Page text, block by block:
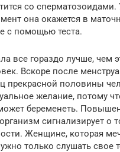
со сперматозоидами.
она окажется в
с помощью теста.
все гораздо лучше, чем
Вскоре после
прекрасной половины
желание, потому
беременеть.
сигнализирует о
Женщине, которая
только слушать свое